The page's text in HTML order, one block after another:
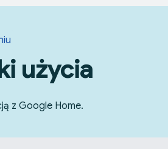
użycia
z Google Home.